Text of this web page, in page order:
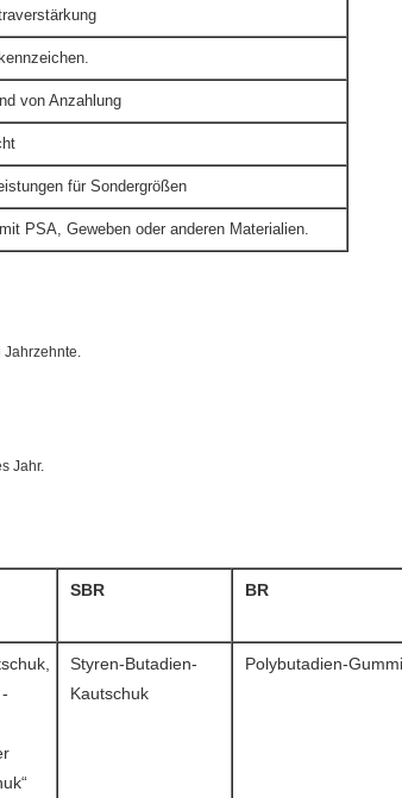
von Anzahlung
für Sondergrößen
PSA, Geweben oder anderen Materialien.
Jahrzehnte.
Jahr.
SBR BR
Styren-Butadien-
Kautschuk
Polybutadien-Gummi